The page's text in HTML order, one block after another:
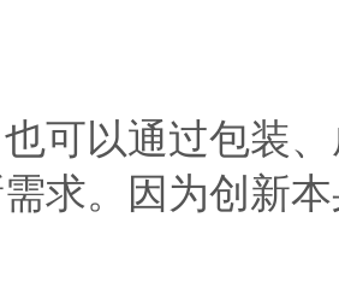
以通过包装、
求。因为创新